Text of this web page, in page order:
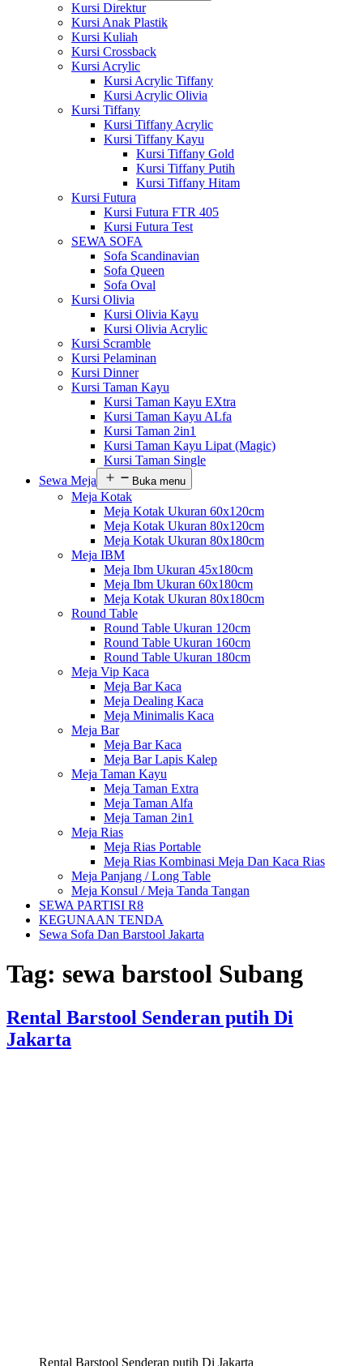
Kursi Direktur
Kursi Anak Plastik
Kursi Kuliah
Kursi Crossback
Kursi Acrylic
Kursi Acrylic Tiffany
Kursi Acrylic Olivia
Kursi Tiffany
Kursi Tiffany Acrylic
Kursi Tiffany Kayu
Kursi Tiffany Gold
Kursi Tiffany Putih
Kursi Tiffany Hitam
Kursi Futura
Kursi Futura FTR 405
Kursi Futura Test
SEWA SOFA
Sofa Scandinavian
Sofa Queen
Sofa Oval
Kursi Olivia
Kursi Olivia Kayu
Kursi Olivia Acrylic
Kursi Scramble
Kursi Pelaminan
Kursi Dinner
Kursi Taman Kayu
Kursi Taman Kayu EXtra
Kursi Taman Kayu ALfa
Kursi Taman 2in1
Kursi Taman Kayu Lipat (Magic)
Kursi Taman Single
Sewa Meja
Buka menu
Meja Kotak
Meja Kotak Ukuran 60x120cm
Meja Kotak Ukuran 80x120cm
Meja Kotak Ukuran 80x180cm
Meja IBM
Meja Ibm Ukuran 45x180cm
Meja Ibm Ukuran 60x180cm
Meja Kotak Ukuran 80x180cm
Round Table
Round Table Ukuran 120cm
Round Table Ukuran 160cm
Round Table Ukuran 180cm
Meja Vip Kaca
Meja Bar Kaca
Meja Dealing Kaca
Meja Minimalis Kaca
Meja Bar
Meja Bar Kaca
Meja Bar Lapis Kalep
Meja Taman Kayu
Meja Taman Extra
Meja Taman Alfa
Meja Taman 2in1
Meja Rias
Meja Rias Portable
Meja Rias Kombinasi Meja Dan Kaca Rias
Meja Panjang / Long Table
Meja Konsul / Meja Tanda Tangan
SEWA PARTISI R8
KEGUNAAN TENDA
Sewa Sofa Dan Barstool Jakarta
Tag: sewa barstool Subang
Rental Barstool Senderan putih Di
Jakarta
Rental Barstool Senderan putih Di Jakarta